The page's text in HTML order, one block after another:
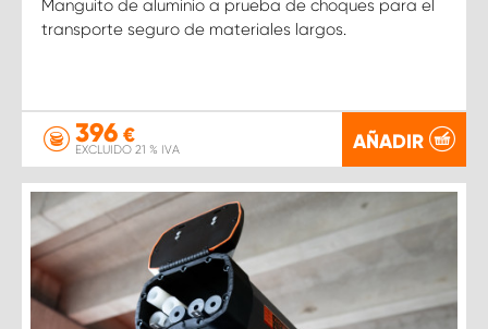
Manguito de aluminio a prueba de choques para el
transporte seguro de materiales largos.
396 €
EXCLUIDO 21 % IVA AÑADIR